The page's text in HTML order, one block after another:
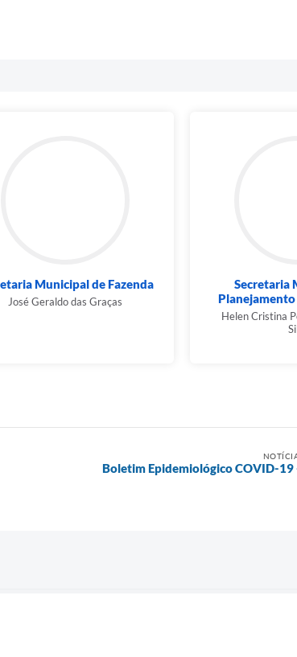
Municipal de Fazenda
José Geraldo das Graças
Secretaria
Helen Cristina
Boletim Epidemiológico COVID-19